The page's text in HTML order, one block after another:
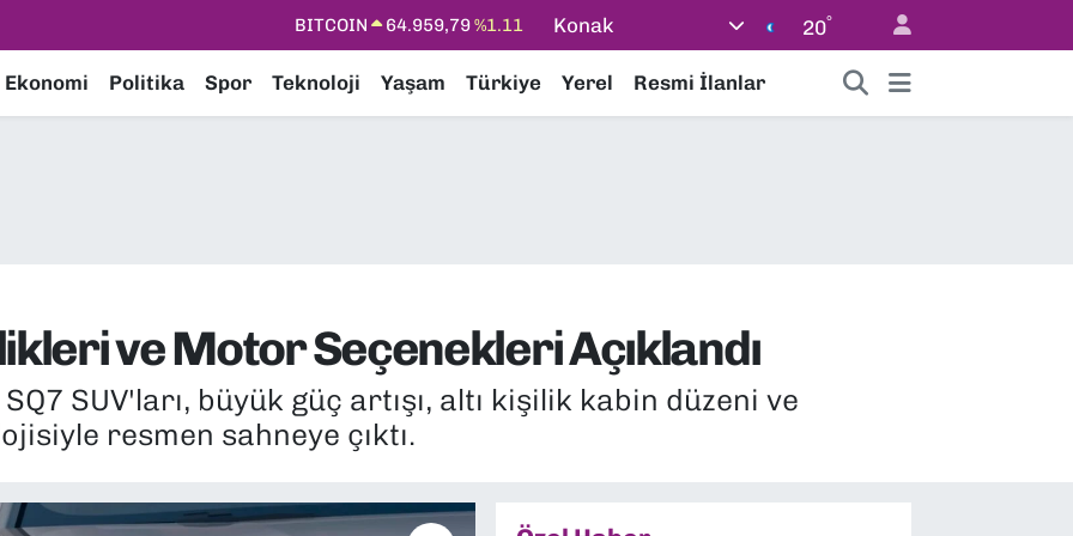
DOLAR 47,7436%0.18
STERLİN
64,4811%0.38
Konak 20°
Ekonomi Politika Spor Teknoloji Yaşam Türkiye Yerel Resmi İlanlar
ve Motor Seçenekleri Açıklandı
SUV'ları, büyük güç artışı, altı kişilik kabin düzeni ve
resmen sahneye çıktı.